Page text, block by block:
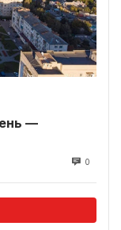
—
0